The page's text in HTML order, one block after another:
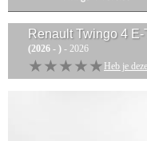
Renault Twingo 4
(2026 - ) - 2026
★★★★★
★★★★★ Heb je